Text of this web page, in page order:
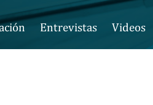
Entrevistas Videos